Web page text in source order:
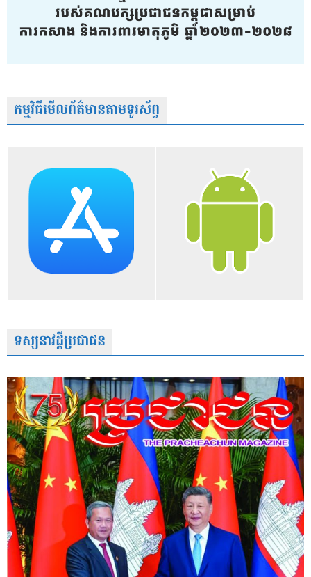
កម្មវិធីមើលព័ត៌មានតាមទូរស័ព្វ
ទស្សនាវដ្តីប្រជាជន